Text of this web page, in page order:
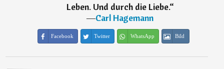
Leben. Und durch die Liebe.“
―Carl Hagemann
Facebook Twitter WhatsApp Bild